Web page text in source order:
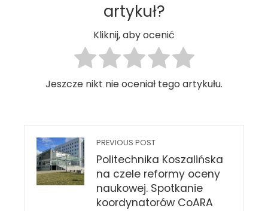
artykuł?
Kliknij, aby ocenić
Jeszcze nikt nie oceniał tego artykułu.
PREVIOUS POST
Politechnika Koszalińska
na czele reformy oceny
naukowej. Spotkanie
koordynatorów CoARA